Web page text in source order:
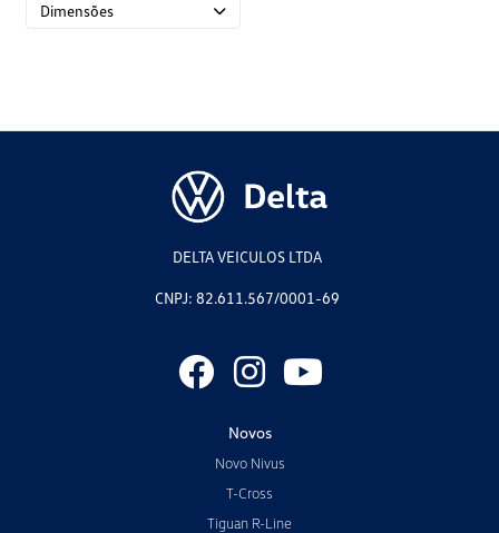
Dimensões
DELTA VEICULOS LTDA
CNPJ: 82.611.567/0001-69
Novos
Novo Nivus
T-Cross
Tiguan R-Line